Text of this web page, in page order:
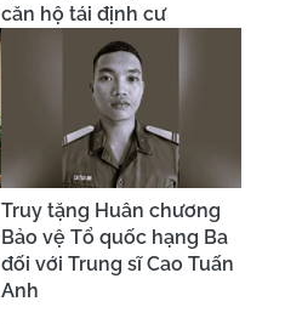
căn hộ tái định cư
Truy tặng Huân chương
Bảo vệ Tổ quốc hạng Ba
đối với Trung sĩ Cao Tuấn
Anh